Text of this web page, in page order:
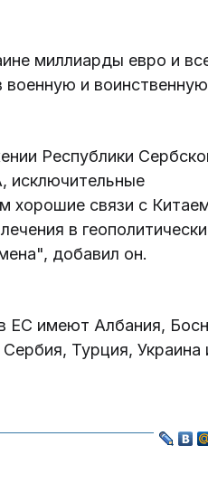
миллиарды евро и
военную и
Республики
исключительные
хорошие связи с
в
добавил он.
ЕС имеют Албания,
Турция, Украина